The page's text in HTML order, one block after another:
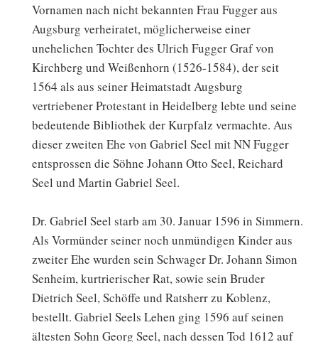
Vornamen nach nicht bekannten Frau Fugger aus
Augsburg verheiratet, möglicherweise einer
unehelichen Tochter des Ulrich Fugger Graf von
Kirchberg und Weißenhorn (1526-1584), der seit
1564 als aus seiner Heimatstadt Augsburg
vertriebener Protestant in Heidelberg lebte und seine
bedeutende Bibliothek der Kurpfalz vermachte. Aus
dieser zweiten Ehe von Gabriel Seel mit NN Fugger
entsprossen die Söhne Johann Otto Seel, Reichard
Seel und Martin Gabriel Seel.
Dr. Gabriel Seel starb am 30. Januar 1596 in Simmern.
Als Vormünder seiner noch unmündigen Kinder aus
zweiter Ehe wurden sein Schwager Dr. Johann Simon
Senheim, kurtrierischer Rat, sowie sein Bruder
Dietrich Seel, Schöffe und Ratsherr zu Koblenz,
bestellt. Gabriel Seels Lehen ging 1596 auf seinen
ältesten Sohn Georg Seel, nach dessen Tod 1612 auf